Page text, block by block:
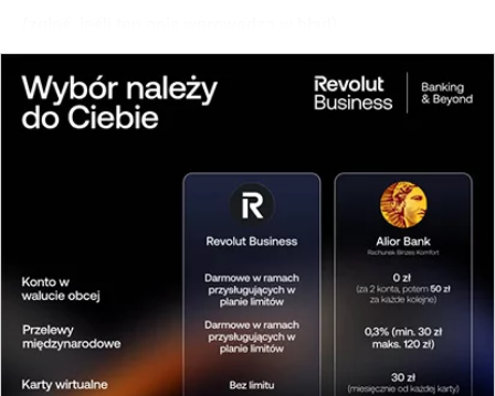
Bank Spółdzielczy w Iłowej Punkt Obsługi
Punkt Obsługi Klienta BPS Banku Spółdzielczego
mieści się przy ulicy Moniuszki w Żarach, w
sąsiedztwie sklepu Action i popularnej restauracji
Kebab u Deniza. Placówka jest czynna od
poniedziałku do piątku w godzinach 8:00-16:00. Do
oddziału można wygodnie dotrzeć zarówno środkami
komunikacji miejskiej, jak i samochodem, korzystając